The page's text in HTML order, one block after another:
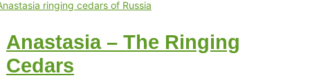
Anastasia – The Ringing
Cedars